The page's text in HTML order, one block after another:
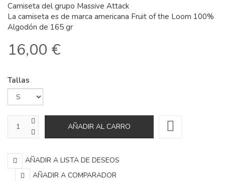
Camiseta del grupo Massive Attack
La camiseta es de marca americana Fruit of the Loom 100%
Algodón de 165 gr
16,00 €
Tallas
AÑADIR A LISTA DE DESEOS
AÑADIR A COMPARADOR